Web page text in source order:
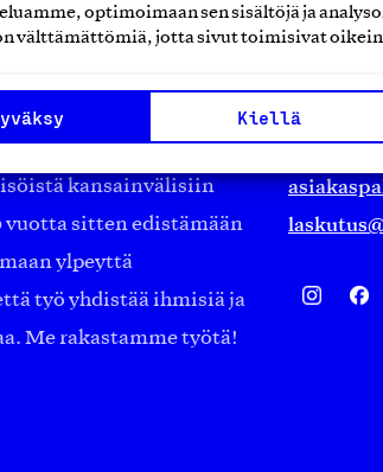
optimoimaan sen sisältöjä ja
välttämättömiä, jotta sivut toimisivat
Kiellä
työmarkkinajärjestöistä
suomalaisen
kansainvälisiin
sitten edistämään
ylpeyttä
työ yhdistää ihmisiä ja
Me rakastamme työtä!
00130
Finland